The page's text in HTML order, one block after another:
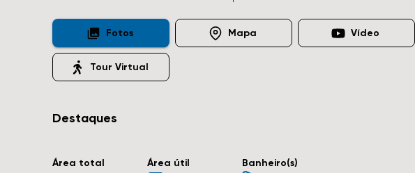
Fotos Mapa Vídeo
Tour Virtual
Destaques
Área total Área útil Banheiro(s)